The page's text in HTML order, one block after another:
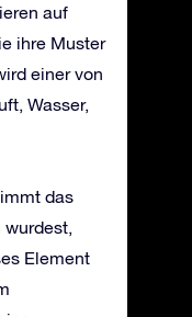
auf
ihre Muster
einer von
Wasser,
das
wurdest,
Element